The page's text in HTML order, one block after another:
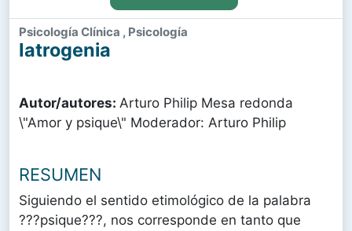
Psicología Clínica , Psicología
Iatrogenia
Autor/autores: Arturo Philip Mesa redonda
\"Amor y psique\" Moderador: Arturo Philip
RESUMEN
Siguiendo el sentido etimológico de la palabra
???psique???, nos corresponde en tanto que